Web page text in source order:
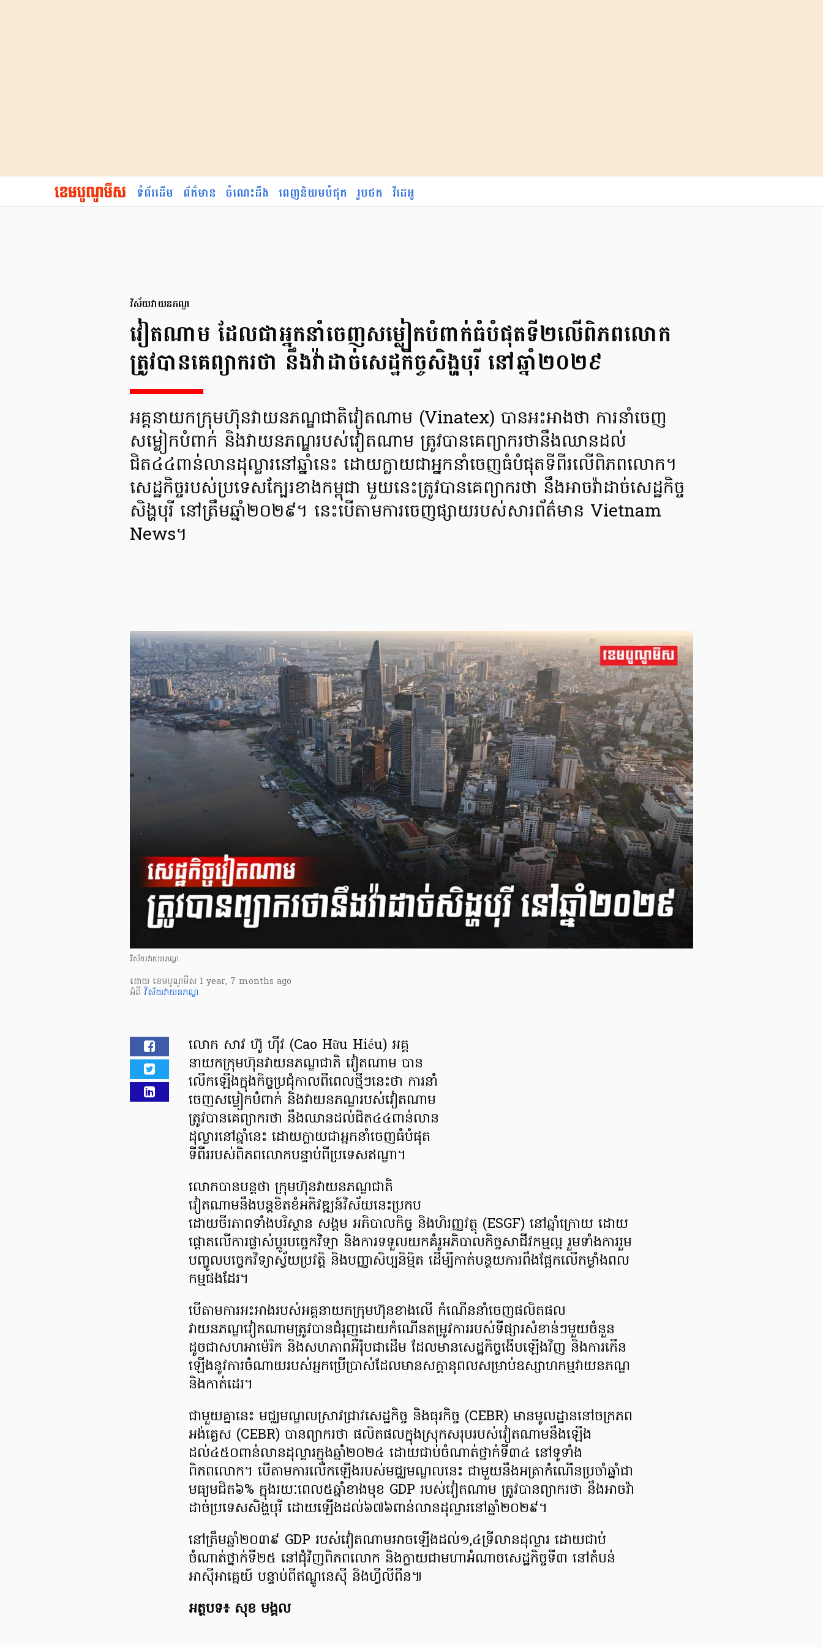
ទំព័រដើម ព័ត៌មាន ចំណេះដឹង ពេញនិយមបំផុត រូបថត វីដេអូ
វិស័យវាយនភណ្ឌ
វៀតណាម ដែលជាអ្នកនាំចេញសម្លៀកបំពាក់ធំបំផុតទី២លើពិភពលោក
ត្រូវបានគេព្យាករថា នឹងវ៉ាដាច់សេដ្ឋកិច្ចសិង្ហបុរី នៅឆ្នាំ២០២៩
អគ្គនាយកក្រុមហ៊ុនវាយនភណ្ឌជាតិវៀតណាម (Vinatex) បានអះអាងថា ការនាំចេញ
សម្លៀកបំពាក់ និងវាយនភណ្ឌរបស់វៀតណាម ត្រូវបានគេព្យាករថានឹងឈានដល់
ជិត៤៤ពាន់លានដុល្លារនៅឆ្នាំនេះ ដោយក្លាយជាអ្នកនាំចេញធំបំផុតទីពីរលើពិភពលោក។
សេដ្ឋកិច្ចរបស់ប្រទេសក្បែរខាងកម្ពុជា មួយនេះត្រូវបានគេព្យាករថា នឹងអាចវ៉ាដាច់សេដ្ឋកិច្ច
សិង្ហបុរី នៅត្រឹមឆ្នាំ២០២៩។ នេះបើតាមការចេញផ្សាយរបស់សារព័ត៌មាន Vietnam
News។
វិស័យវាយនភណ្ឌ
ដោយ ​ ខេមបូណូមីស 1 year, 7 months ago
អំពី វិស័យវាយនភណ្ឌ
លោក សាវ ហ៊ូ ហ៊ីវ (Cao Hữu Hiếu) អគ្គ
នាយកក្រុមហ៊ុនវាយនភណ្ឌជាតិ វៀតណាម បាន
លើកឡើងក្នុងកិច្ចប្រជុំកាលពីពេលថ្មីៗនេះថា ការនាំ
ចេញសម្លៀកបំពាក់ និងវាយនភណ្ឌរបស់វៀតណាម
ត្រូវបានគេព្យាករថា នឹងឈានដល់ជិត៤៤ពាន់លាន
ដុល្លារនៅឆ្នាំនេះ ដោយក្លាយជាអ្នកនាំចេញធំបំផុត
ទីពីររបស់ពិភពលោកបន្ទាប់ពីប្រទេសឥណ្ឌា។
លោកបានបន្តថា ក្រុមហ៊ុនវាយនភណ្ឌជាតិ
វៀតណាមនឹងបន្តខិតខំអភិវឌ្ឍន៍វិស័យនេះប្រកប
ដោយចីរភាពទាំងបរិស្ថាន សង្គម អភិបាលកិច្ច និងហិរញ្ញវត្ថុ (ESGF) នៅឆ្នាំក្រោយ ដោយ
ផ្ដោតលើការផ្លាស់ប្តូរបច្ចេកវិទ្យា និងការទទួលយកគំរូអភិបាលកិច្ចសាជីវកម្មល្អ រួមទាំងការរួម
បញ្ចូលបច្ចេកវិទ្យាស្វ័យប្រវត្តិ និងបញ្ញាសិប្បនិម្មិត ដើម្បីកាត់បន្ថយការពឹងផ្អែកលើកម្លាំងពល
កម្មផងដែរ។
បើតាមការអះអាងរបស់អគ្គនាយកក្រុមហ៊ុនខាងលើ កំណើននាំចេញផលិតផល
វាយនភណ្ឌវៀតណាមត្រូវបានជំរុញដោយកំណើនតម្រូវការរបស់ទីផ្សារសំខាន់ៗមួយចំនួន
ដូចជាសហអាម៉េរិក និងសហភាពអឺរ៉ុបជាដើម ដែលមានសេដ្ឋកិច្ចងើបឡើងវិញ និងការកើន
ឡើងនូវការចំណាយរបស់អ្នកប្រើប្រាស់ដែលមានសក្តានុពលសម្រាប់ឧស្សាហកម្មវាយនភណ្ឌ
និងកាត់ដេរ។
ជាមួយគ្នានេះ មជ្ឈមណ្ឌលស្រាវជ្រាវសេដ្ឋកិច្ច និងធុរកិច្ច (CEBR) មានមូលដ្ឋាននៅចក្រភព
អង់គ្លេស (CEBR) បានព្យាករថា ផលិតផលក្នុងស្រុកសរុបរបស់វៀតណាមនឹងឡើង
ដល់៤៥០ពាន់លានដុល្លារក្នុងឆ្នាំ២០២៤ ដោយជាប់ចំណាត់ថ្នាក់ទី៣៤ នៅទូទាំង
ពិភពលោក។ បើតាមការលើកឡើងរបស់មជ្ឈមណ្ឌលនេះ ជាមួយនឹងអត្រាកំណើនប្រចាំឆ្នាំជា
មធ្យមជិត៦% ក្នុងរយៈពេល៥ឆ្នាំខាងមុខ GDP របស់វៀតណាម ត្រូវបានព្យាករថា នឹងអាចវ៉ា
ដាច់ប្រទេសសិង្ហបុរី ដោយឡើងដល់៦៧៦ពាន់លានដុល្លារនៅឆ្នាំ២០២៩។
នៅត្រឹមឆ្នាំ២០៣៩ GDP របស់វៀតណាមអាចឡើងដល់១,៤ទ្រីលានដុល្លារ ដោយជាប់
ចំណាត់ថ្នាក់ទី២៥ នៅជុំវិញពិភពលោក និងក្លាយជាមហាអំណាចសេដ្ឋកិច្ចទី៣ នៅតំបន់
អាស៊ីអាគ្នេយ៍ បន្ទាប់ពីឥណ្ឌូនេស៊ី និងហ្វីលីពីន៕
អត្ថបទ៖ សុខ មង្គល